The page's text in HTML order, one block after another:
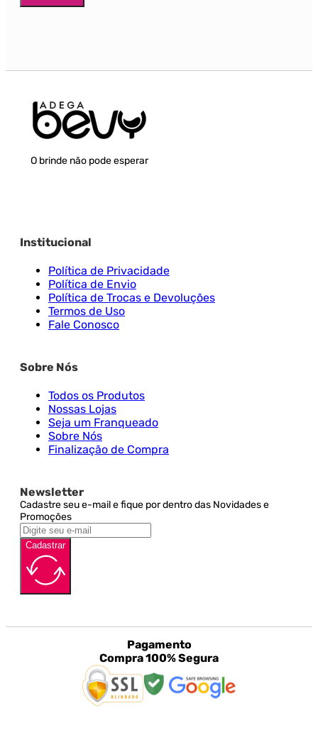
O brinde não pode esperar
Institucional
Política de Privacidade
Política de Envio
Política de Trocas e Devoluções
Termos de Uso
Fale Conosco
Sobre Nós
Todos os Produtos
Nossas Lojas
Seja um Franqueado
Sobre Nós
Finalização de Compra
Newsletter
Cadastre seu e-mail e fique por dentro das Novidades e
Promoções
Cadastrar
Pagamento
Compra 100% Segura